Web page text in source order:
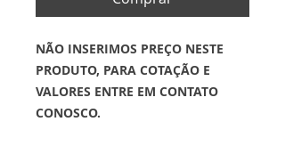
NÃO INSERIMOS PREÇO NESTE
PRODUTO, PARA COTAÇÃO E
VALORES ENTRE EM CONTATO
CONOSCO.